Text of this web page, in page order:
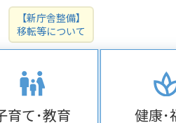
【新庁舎整備】
移転等について
育て･教育 健康･